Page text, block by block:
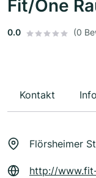
Fit/One
0.0 (0
Kontakt Info
Flörsheimer
http://